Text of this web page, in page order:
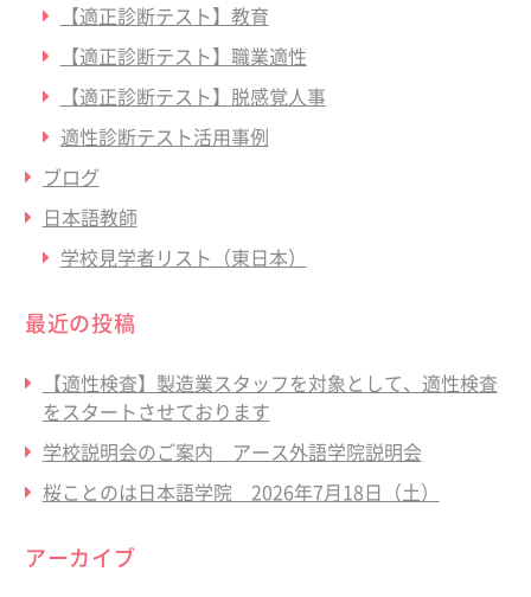
【適正診断テスト】教育
【適正診断テスト】職業適性
【適正診断テスト】脱感覚人事
適性診断テスト活用事例
ブログ
日本語教師
学校見学者リスト（東日本）
最近の投稿
【適性検査】製造業スタッフを対象として、適性検査
をスタートさせております
学校説明会のご案内 アース外語学院説明会
桜ことのは日本語学院 2026年7月18日（土）
アーカイブ